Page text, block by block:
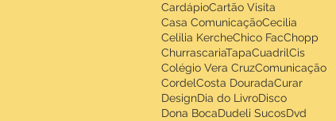
CardápioCartão Visita
Casa ComunicaçãoCecilia
Celilia KercheChico FacChopp
ChurrascariaTapaCuadrilCis
Colégio Vera CruzComunicação
CordelCosta DouradaCurar
DesignDia do LivroDisco
Dona BocaDudeli SucosDvd